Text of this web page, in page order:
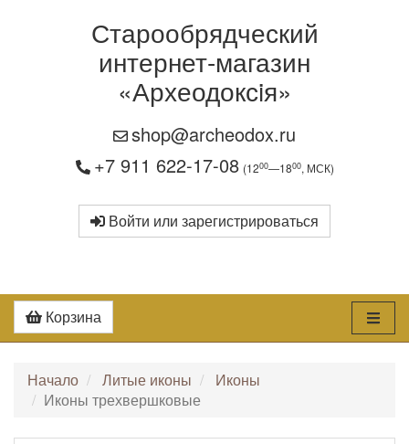
Старообрядческий
интернет-магазин
«Археодоксiя»
shop@archeodox.ru
+7 911 622-17-08 (1200—1800, МСК)
Войти или зарегистрироваться
Корзина
Начало Литые иконы
Иконы
Иконы трехвершковые